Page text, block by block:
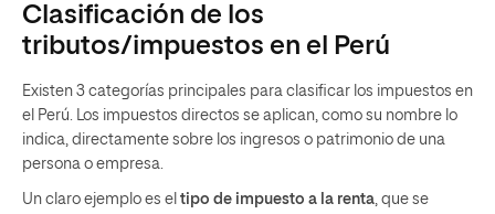
Clasificación de los
tributos/impuestos en el Perú
Existen 3 categorías principales para clasificar los impuestos en
el Perú. Los impuestos directos se aplican, como su nombre lo
indica, directamente sobre los ingresos o patrimonio de una
persona o empresa.
Un claro ejemplo es el tipo de impuesto a la renta , que se